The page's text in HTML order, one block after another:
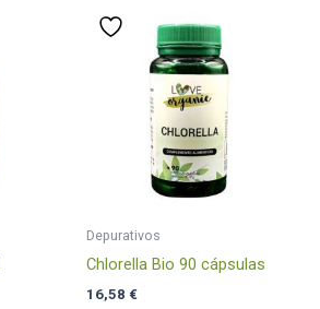
Depurativos
Chlorella Bio 90 cápsulas
16,58 €